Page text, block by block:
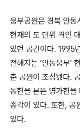
웅부공원은 경북 안동
현재의 도 단위 격인
있던 공간이다. 1995
전해지는 ‘안동웅부’
춘 공원이 조성됐다.
동헌을 본뜬 영가헌을
종각이 있다. 또한, 공
있다.